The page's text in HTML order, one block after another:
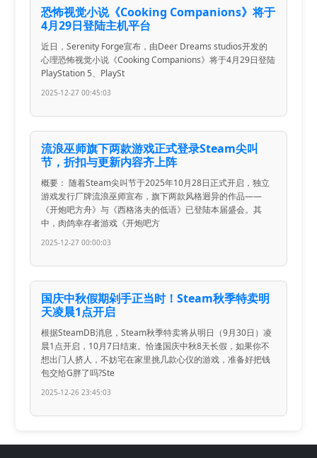
恐怖视觉小说《Cooking Companions》将于
4月29日登陆主机平台
近日，Serenity Forge宣布，由Deer Dreams studios开发的
心理恐怖视觉小说《Cooking Companions》将于4月29日登陆
PlayStation 5、PlaySt
2025-12-27 00:45:03
流浪巫师旗下两款游戏正式登录Steam尖叫
节，折扣与更新内容齐上阵
概要： 随着Steam尖叫节于2025年10月28日正式开启，独立
游戏发行厂牌流浪巫师宣布，旗下两款风格迥异的作品——
《开炮吧方舟》与《西格洛夫的低语》已登陆本届盛会。其
中，肉鸽幸存者游戏《开炮吧方
2025-12-27 00:00:03
国庆中秋假期剁手正当时！Steam秋季特卖明
天凌晨1点开启
根据SteamDB消息，Steam秋季特卖将从明日（9月30日）凌
晨1点开启，10月7日结束。恰逢国庆中秋8天长假，如果你不
想出门人挤人，不妨宅在家里挑几款心仪的游戏，准备好把钱
包交给G胖了吗?Ste
2025-12-26 23:45:03